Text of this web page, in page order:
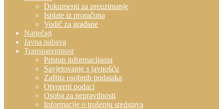
Dokumenti za preuzimanje
Isplate iz proračuna
Vodič za građane
Natječaji
Javna nabava
Transparentnost
Pristup informacijama
Savjetovanje s javnošću
Zaštita osobnih podataka
Otvoreni podaci
Osoba za nepravilnosti
Informacije o trošenju sredstava